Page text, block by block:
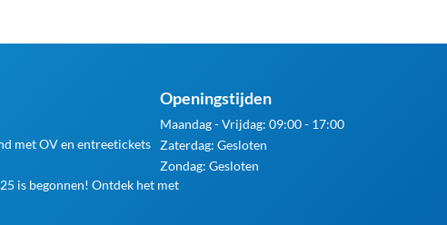
met OV en entreetickets
is begonnen! Ontdek het met
Openingstijden
Maandag - Vrijdag: 09:00 - 17:00
Zaterdag: Gesloten
Zondag: Gesloten